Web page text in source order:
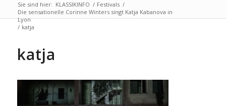
Sie sind hier: KLASSIKINFO / Festivals /
Die sensationelle Corinne Winters singt Katja Kabanova in
Lyon
/ katja
katja